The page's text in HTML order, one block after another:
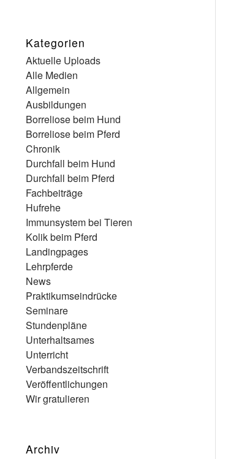
Kategorien
Aktuelle Uploads
Alle Medien
Allgemein
Ausbildungen
Borreliose beim Hund
Borreliose beim Pferd
Chronik
Durchfall beim Hund
Durchfall beim Pferd
Fachbeiträge
Hufrehe
Immunsystem bei Tieren
Kolik beim Pferd
Landingpages
Lehrpferde
News
Praktikumseindrücke
Seminare
Stundenpläne
Unterhaltsames
Unterricht
Verbandszeitschrift
Veröffentlichungen
Wir gratulieren
Archiv